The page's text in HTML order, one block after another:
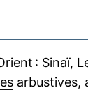
: Sinaï,
arbustives,